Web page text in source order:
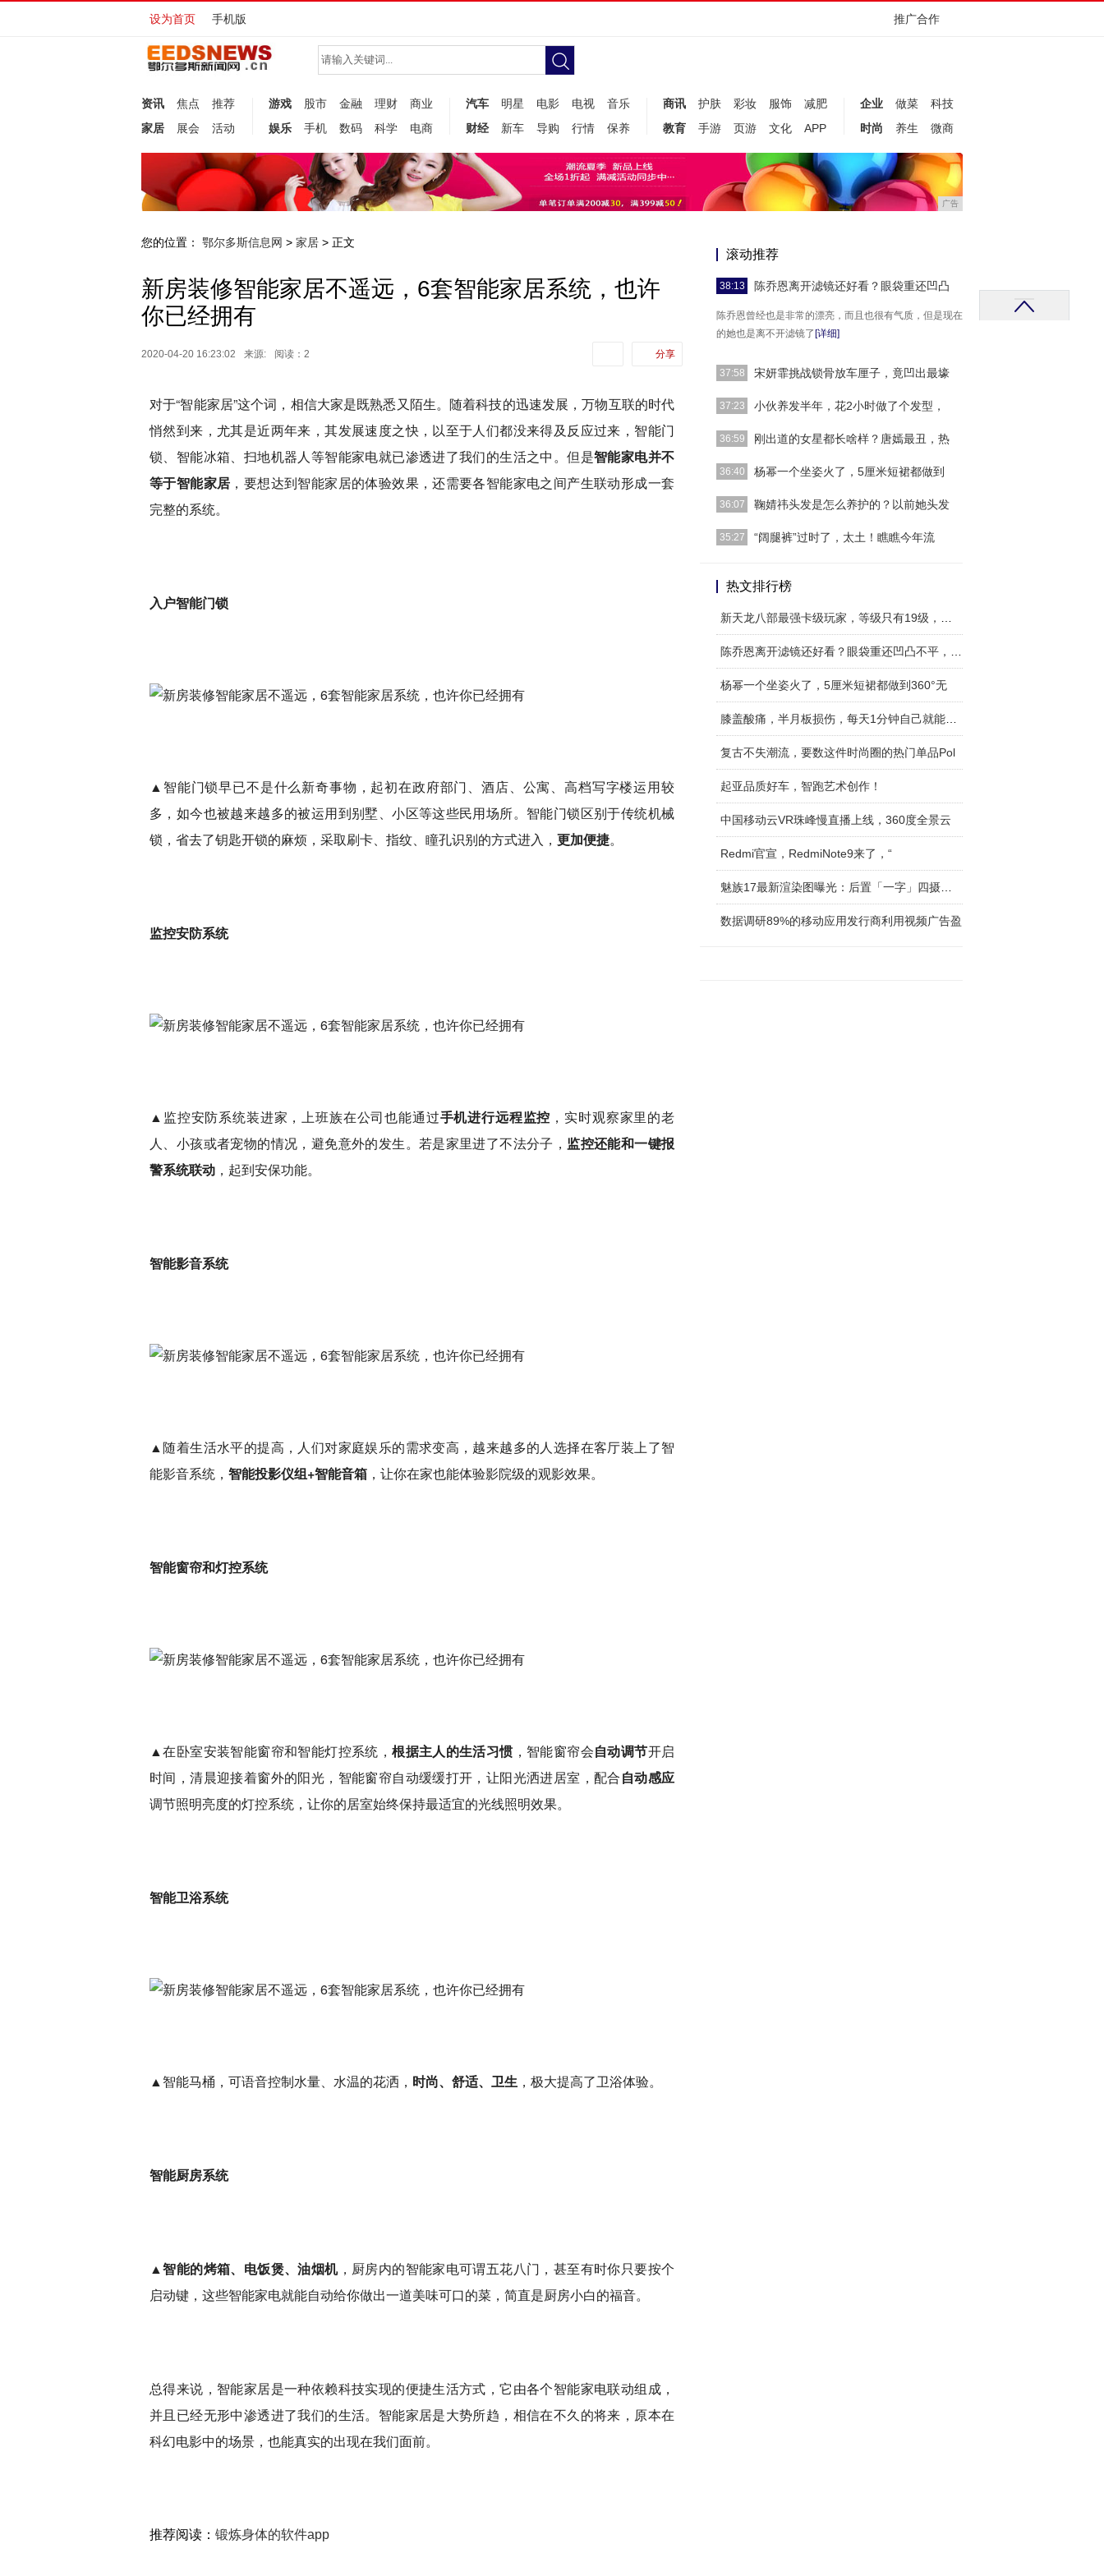
设为首页 手机版 推广合作
资讯 焦点
推荐
家居
展会 活动
游戏 股市 金融 理财
商业
娱乐
手机 数码 科学 电商
汽车 明星 电影 电视
音乐
财经
新车 导购 行情 保养
商讯 护肤 彩妆 服饰
减肥
教育
手游 页游 文化 APP
企业 做菜
科技
时尚
养生 微商
广告
您的位置： 鄂尔多斯信息网 > 家居 > 正文
新房装修智能家居不遥远，6套智能家居系统，也许
你已经拥有
2020-04-20 16:23:02 来源: 阅读：2 分享
对于“智能家居”这个词，相信大家是既熟悉又陌生。随着科技的迅速发展，万物互联的时代
悄然到来，尤其是近两年来，其发展速度之快，以至于人们都没来得及反应过来，智能门
锁、智能冰箱、扫地机器人等智能家电就已渗透进了我们的生活之中。但是智能家电并不
等于智能家居 ，要想达到智能家居的体验效果，还需要各智能家电之间产生联动形成一套
完整的系统。
入户智能门锁
▲智能门锁早已不是什么新奇事物，起初在政府部门、酒店、公寓、高档写字楼运用较
多，如今也被越来越多的被运用到别墅、小区等这些民用场所。智能门锁区别于传统机械
锁，省去了钥匙开锁的麻烦，采取刷卡、指纹、瞳孔识别的方式进入， 更加便捷。
监控安防系统
▲监控安防系统装进家，上班族在公司也能通过手机进行远程监控 ，实时观察家里的老
人、小孩或者宠物的情况，避免意外的发生。若是家里进了不法分子， 监控还能和一键报
警系统联动 ，起到安保功能。
智能影音系统
▲随着生活水平的提高，人们对家庭娱乐的需求变高，越来越多的人选择在客厅装上了智
能影音系统， 智能投影仪组+智能音箱 ，让你在家也能体验影院级的观影效果。
智能窗帘和灯控系统
▲在卧室安装智能窗帘和智能灯控系统，根据主人的生活习惯 ，智能窗帘会自动调节开启
时间，清晨迎接着窗外的阳光，智能窗帘自动缓缓打开，让阳光洒进居室，配合自动感应
调节照明亮度的灯控系统，让你的居室始终保持最适宜的光线照明效果。
智能卫浴系统
▲智能马桶，可语音控制水量、水温的花洒， 时尚、舒适、卫生 ，极大提高了卫浴体验。
智能厨房系统
▲智能的烤箱、电饭煲、油烟机，厨房内的智能家电可谓五花八门，甚至有时你只要按个
启动键，这些智能家电就能自动给你做出一道美味可口的菜，简直是厨房小白的福音。
总得来说，智能家居是一种依赖科技实现的便捷生活方式，它由各个智能家电联动组成，
并且已经无形中渗透进了我们的生活。智能家居是大势所趋，相信在不久的将来，原本在
科幻电影中的场景，也能真实的出现在我们面前。
推荐阅读： 锻炼身体的软件app
滚动推荐
38:13 陈乔恩离开滤镜还好看？眼袋重还凹凸
陈乔恩曾经也是非常的漂亮，而且也很有气质，但是现在
的她也是离不开滤镜了 [详细]
37:58 宋妍霏挑战锁骨放车厘子，竟凹出最壕
宋妍霏是一个非常有路人缘的女明星，虽然在娱乐圈里她
37:23 小伙养发半年，花2小时做了个发型，
说起Tony老师，很多小伙伴肯定是又爱又恨的，就像前
36:59 刚出道的女星都长啥样？唐嫣最丑，热
首要便是迪丽热巴。咱们都知道迪丽热巴是出生于新疆的
36:40 杨幂一个坐姿火了，5厘米短裙都做到
在娱乐圈中数得着的情商高有能力的女艺人，好老板就要
36:07 鞠婧祎头发是怎么养护的？以前她头发
鞠婧祎在微博上发布自拍，真是好会拍一女生，每一张都
35:27 “阔腿裤”过时了，太土！瞧瞧今年流
啦，太土太普通！最
热文排行榜
杨幂一个坐姿火了，5厘米短裙都做到360°无
复古不失潮流，要数这件时尚圈的热门单品Pol
起亚品质好车，智跑艺术创作！
中国移动云VR珠峰慢直播上线，360度全景云
Redmi官宣，RedmiNote9来了，“
数据调研89%的移动应用发行商利用视频广告盈